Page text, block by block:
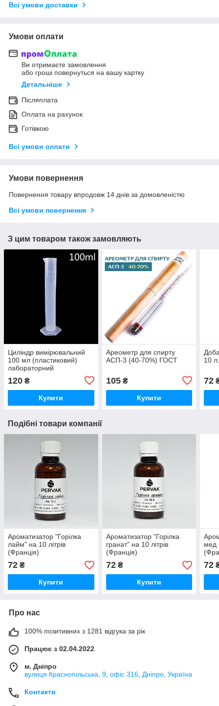
Всі умови доставки
Умови оплати
Ви отримаєте замовлення
або гроші повернуться на вашу картку
Детальніше
Післяплата
Оплата на рахунок
Готівкою
Всі умови оплати
Умови повернення
Повернення товару впродовж 14 днів за домовленістю
Всі умови повернення
З цим товаром також замовляють
Циліндр вимірювальний
100 мл (пластиковий)
лабораторний
120 ₴
Купити
Ареометр для спирту
АСП-3 (40-70%) ГОСТ
105₴
Купити
10
72
Подібні товари компанії
Ароматизатор "Горілка
лайм" на 10 літрів
(Франція)
72 ₴
Купити
Ароматизатор "Горілка
гранат" на 10 літрів
(Франція)
72₴
Купити
мед
72
Про нас
100% позитивних з 1281 відгука за рік
Працює з 02.04.2022
м. Дніпро
вулиця Краснопільська, 9, офіс 316, Дніпро, Україна
Контакти